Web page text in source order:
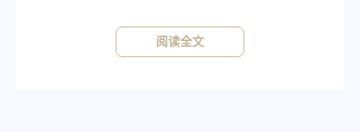
阅读全文